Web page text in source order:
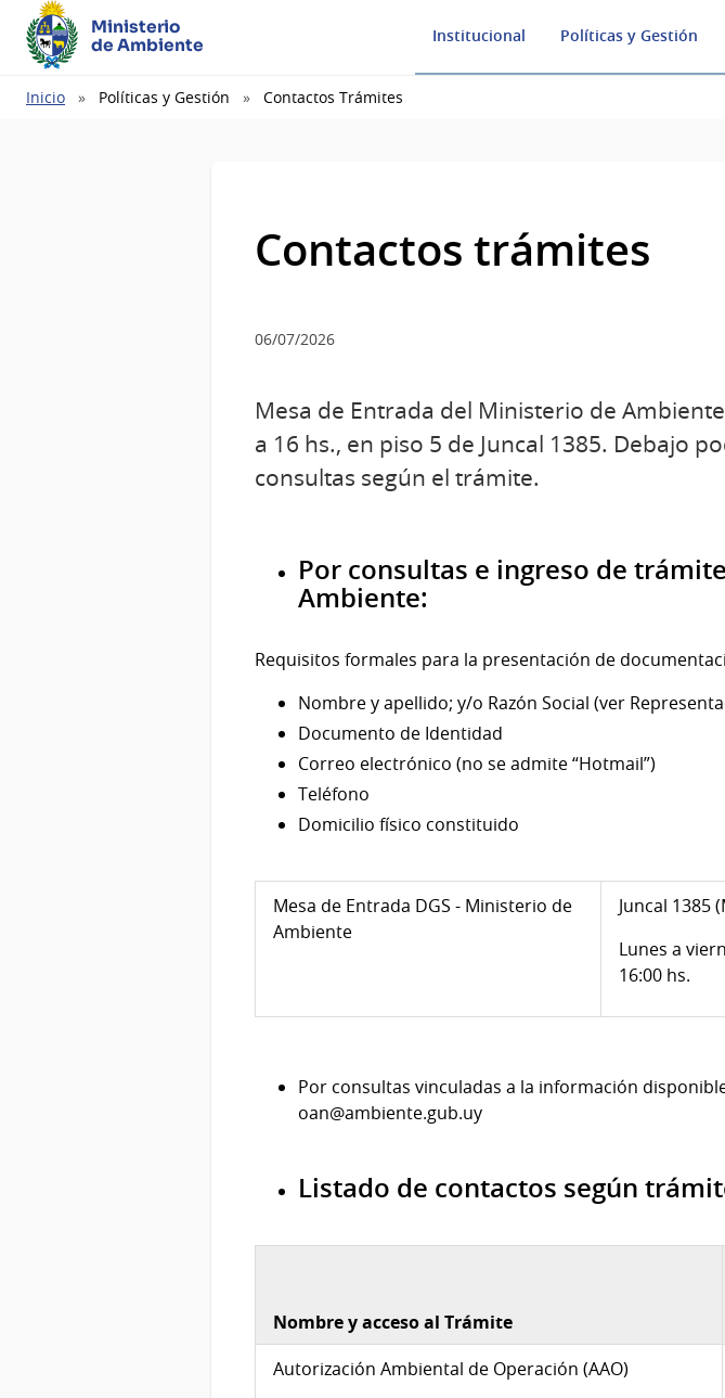
Ministerio
de Ambiente
Institucional Políticas y Gestión
Ruta
Inicio Políticas y Gestión Contactos Trámites
Contactos trámites
06/07/2026
Mesa de Entrada del Ministerio de
a 16 hs., en piso 5 de Juncal 1385. Debajo
consultas según el trámite.
Por consultas e ingreso de
Ambiente:
Requisitos formales para la presentación de
Nombre y apellido; y/o Razón Social (ver
Documento de Identidad
Correo electrónico (no se admite “Hotmail”)
Teléfono
Domicilio físico constituido
Mesa de Entrada DGS - Ministerio de
Ambiente
Juncal 1385
Lunes a
16:00 hs.
Por consultas vinculadas a la información
oan@ambiente.gub.uy
Listado de contactos según
Nombre y acceso al Trámite
Autorización Ambiental de Operación (AAO)